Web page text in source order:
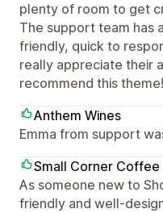
plenty of room to get
The support team has
friendly, quick to
really appreciate their
recommend this theme!
Anthem Wines
Emma from support
Small Corner Coffee
As someone new to
friendly and well-